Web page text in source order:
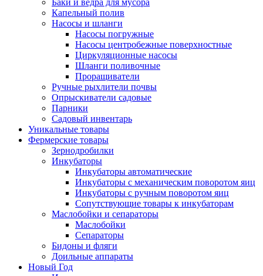
Баки и ведра для мусора
Капельный полив
Насосы и шланги
Насосы погружные
Насосы центробежные поверхностные
Циркуляционные насосы
Шланги поливочные
Проращиватели
Ручные рыхлители почвы
Опрыскиватели садовые
Парники
Садовый инвентарь
Уникальные товары
Фермерские товары
Зернодробилки
Инкубаторы
Инкубаторы автоматические
Инкубаторы с механическим поворотом яиц
Инкубаторы с ручным поворотом яиц
Сопутствующие товары к инкубаторам
Маслобойки и сепараторы
Маслобойки
Сепараторы
Бидоны и фляги
Доильные аппараты
Новый Год